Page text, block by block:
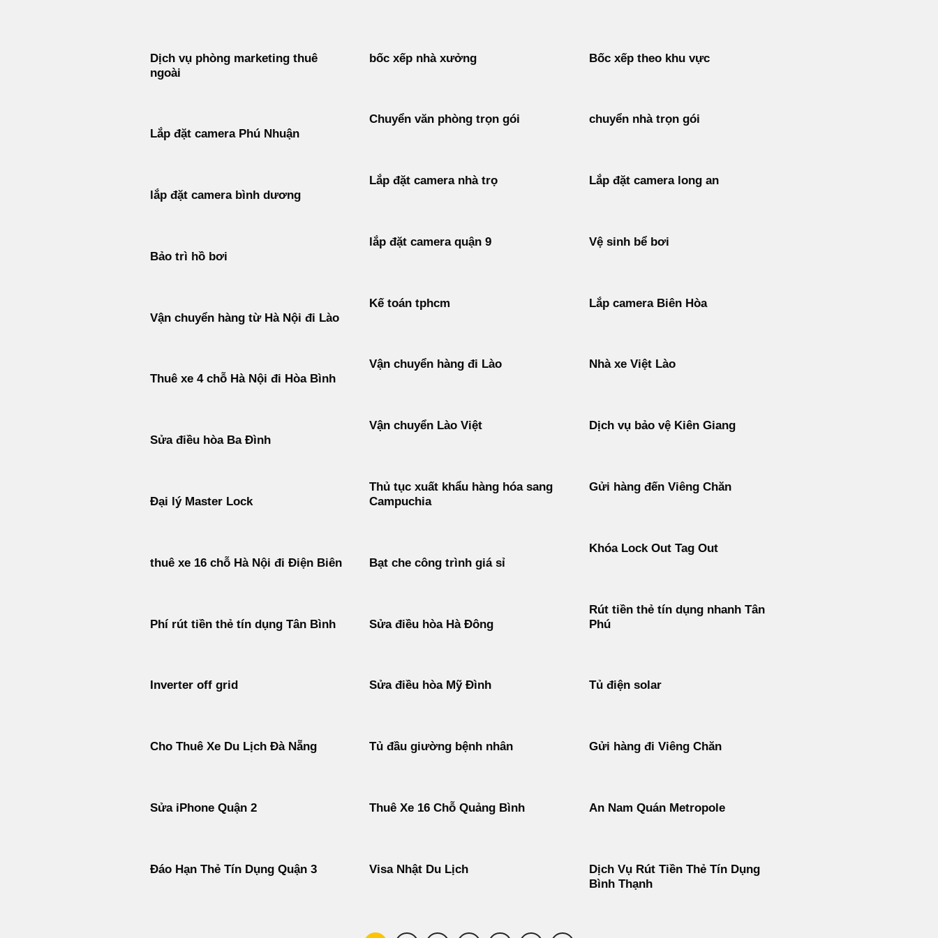
Dịch vụ phòng marketing thuê
ngoài
bốc xếp nhà xưởng Bốc xếp theo khu vực
Chuyển văn phòng trọn gói
chuyển nhà trọn gói
Lắp đặt camera Phú Nhuận
Lắp đặt camera nhà trọ
Lắp đặt camera long an
lắp đặt camera bình dương
lắp đặt camera quận 9
Vệ sinh bể bơi
Bảo trì hồ bơi
Kế toán tphcm
Lắp camera Biên Hòa
Vận chuyển hàng từ Hà Nội đi Lào
Vận chuyển hàng đi Lào
Nhà xe Việt Lào
Thuê xe 4 chỗ Hà Nội đi Hòa Bình
Vận chuyển Lào Việt
Dịch vụ bảo vệ Kiên Giang
Sửa điều hòa Ba Đình
Thủ tục xuất khẩu hàng hóa sang
Campuchia
Gửi hàng đến Viêng Chăn
Đại lý Master Lock
Khóa Lock Out Tag Out
Bạt che công trình giá sỉ
thuê xe 16 chỗ Hà Nội đi Điện Biên
Rút tiền thẻ tín dụng nhanh Tân
Phú
Sửa điều hòa Hà Đông
Phí rút tiền thẻ tín dụng Tân Bình
Sửa điều hòa Mỹ Đình Tủ điện solar
Inverter off grid
Tủ đầu giường bệnh nhân Gửi hàng đi Viêng Chăn
Cho Thuê Xe Du Lịch Đà Nẵng
Thuê Xe 16 Chỗ Quảng Bình An Nam Quán Metropole
Sửa iPhone Quận 2
Visa Nhật Du Lịch
Dịch Vụ Rút Tiền Thẻ Tín Dụng
Bình Thạnh
Đáo Hạn Thẻ Tín Dụng Quận 3